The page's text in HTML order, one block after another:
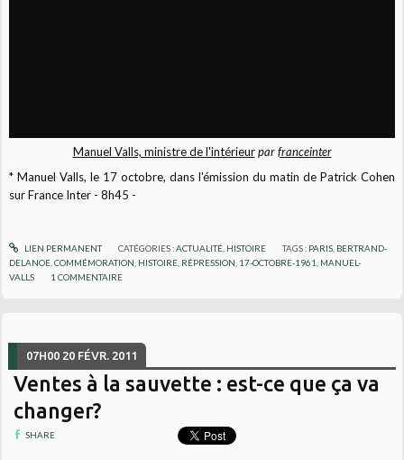
Manuel Valls, ministre de l'intérieur parfranceinter
* Manuel Valls, le 17 octobre, dans l'émission du matin de Patrick Cohen
sur France Inter - 8h45 -
LIEN PERMANENT CATÉGORIES :ACTUALITÉ, HISTOIRE TAGS : PARIS BERTRAND-
DELANOE ,COMMÉMORATION HISTOIRE RÉPRESSION 17-OCTOBRE-1961 MANUEL-
VALLS
1 COMMENTAIRE
07H00 20 FÉVR. 2011
Ventes à la sauvette : est-ce que ça va
changer?
SHARE